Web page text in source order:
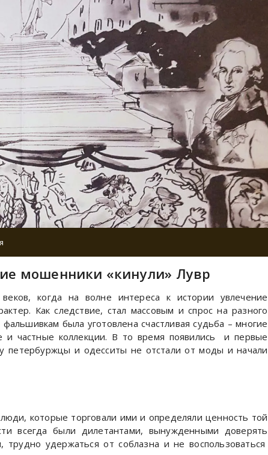
мошенники «кинули» Лувр
когда на волне интереса к истории увлечение
Как следствие, стал массовым и спрос на разного
была уготовлена счастливая судьба – многие
и частные коллекции. В то время появились и первые
петербуржцы и одесситы не отстали от моды и начали
которые торговали ими и определяли ценность той
всегда были дилетантами, вынужденными доверять
удержаться от соблазна и не воспользоваться